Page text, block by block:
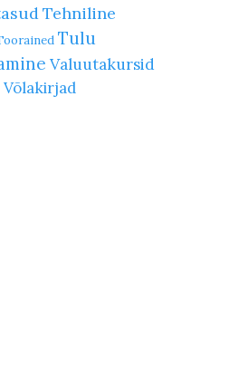
Tehniline
Tulu
Valuutakursid
Võlakirjad